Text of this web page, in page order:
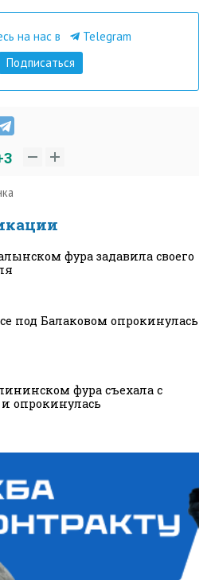
на нас в
Telegram
Подписаться
фура задавила своего
под Балаковом опрокинулась
фура съехала с
опрокинулась